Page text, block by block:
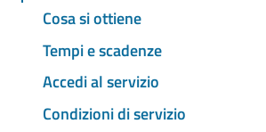
Cosa si ottiene
Tempi e scadenze
Accedi al servizio
Condizioni di servizio